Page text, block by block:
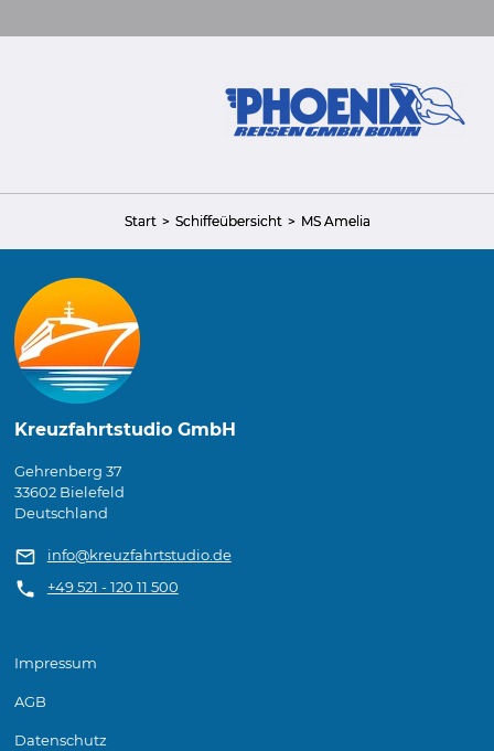
Start Schiffeübersicht MS Amelia
Kreuzfahrtstudio GmbH
Gehrenberg 37
33602 Bielefeld
Deutschland
info@kreuzfahrtstudio.de
+49 521 - 120 11 500
Impressum
AGB
Datenschutz